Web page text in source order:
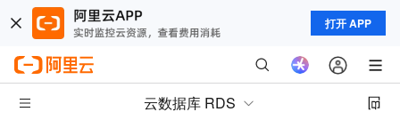
打开 APP
云数据库 RDS